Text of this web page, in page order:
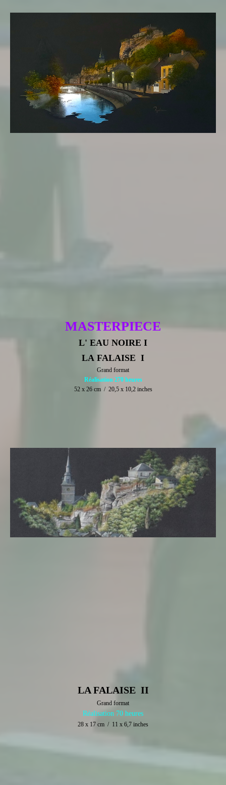
MASTERPIECE
L' EAU NOIRE I
LA FALAISE I
Grand format
Réalisation 270 heures
52 x 26 cm / 20,5 x 10,2 inches
LA FALAISE II
Grand format
Réalisation 70 heures
28 x 17 cm / 11 x 6,7 inches